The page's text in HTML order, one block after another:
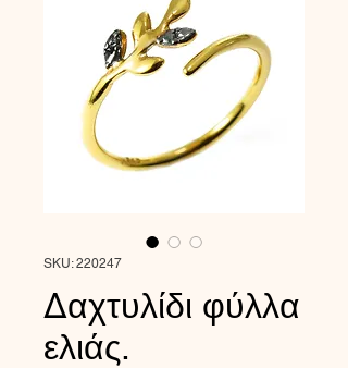
SKU: 220247
Δαχτυλίδι φύλλα
ελιάς.